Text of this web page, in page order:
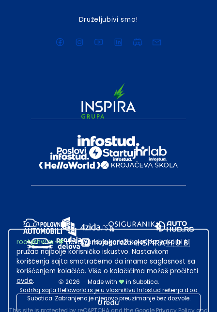
Druželjubivi smo!
2026 · Made with
in Subotica.
Sadržaj sajta Helloworld.rs je u vlasništvu Infostud rešenja d.o.o.
Subotica. Zabranjeno je njegovo preuzimanje bez dozvole.
root@hw.rs:~#Helloworld.rs koristi kolačiće kako bi ti
pružao najbolje korisničko iskustvo. Nastavkom
korišćenja sajta smatraćemo da imamo saglasnost sa
korišćenjem kolačića. Više o kolačićima možeš pročitati
ovde.
U redu